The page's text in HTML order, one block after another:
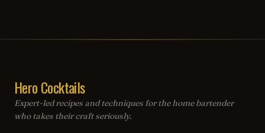
Hero Cocktails
Expert-led recipes and techniques for the home bartender
who takes their craft seriously.